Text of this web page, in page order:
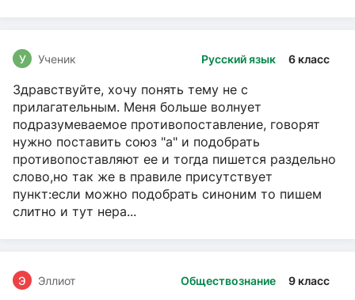
Русский язык 6 класс
У Ученик
Здравствуйте, хочу понять тему не с
прилагательным. Меня больше волнует
подразумеваемое противопоставление, говорят
нужно поставить союз "а" и подобрать
противопоставляют ее и тогда пишется раздельно
слово,но так же в правиле присутствует
пункт:если можно подобрать синоним то пишем
слитно и тут нера...
Обществознание 9 класс
Э Эллиот